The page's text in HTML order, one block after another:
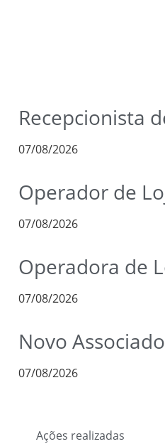
Recepcionista
07/08/2026
Operador de
07/08/2026
Operadora de
07/08/2026
Novo Associado
07/08/2026
Ações realizadas